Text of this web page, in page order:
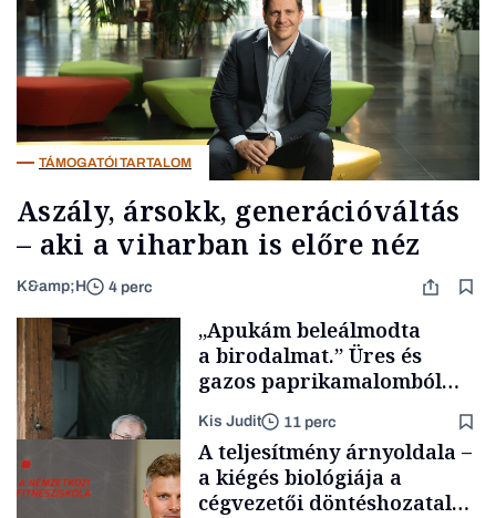
TÁMOGATÓI TARTALOM
Aszály, ársokk, generációváltás
– aki a viharban is előre néz
K&amp;H 4 perc
„Apukám beleálmodta
a birodalmat.” Üres és
gazos paprikamalomból
lett az igazi családi
fűszersztori
Kis Judit 11 perc
A teljesítmény árnyoldala –
a kiégés biológiája a
cégvezetői döntéshozatal